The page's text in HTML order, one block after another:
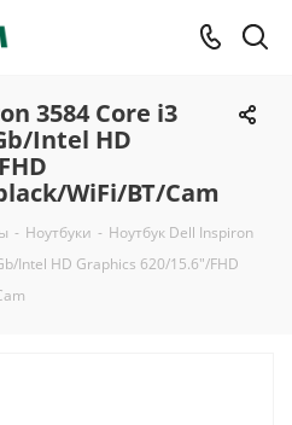
3584 Core i3
Intel HD
WiFi/BT/Cam
- Ноутбуки - Ноутбук Dell Inspiron
Intel HD Graphics 620/15.6"/FHD